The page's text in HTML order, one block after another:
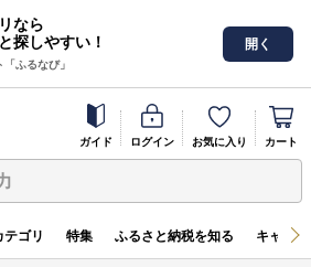
なら
探しやすい！
ふるなび」
開く
ガイド ログイン お気に入り カート
テゴリ 特集 ふるさと納税を知る キャン